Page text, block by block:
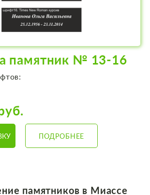
памятник № 13-16
ПОДРОБНЕЕ
памятников в Миассе